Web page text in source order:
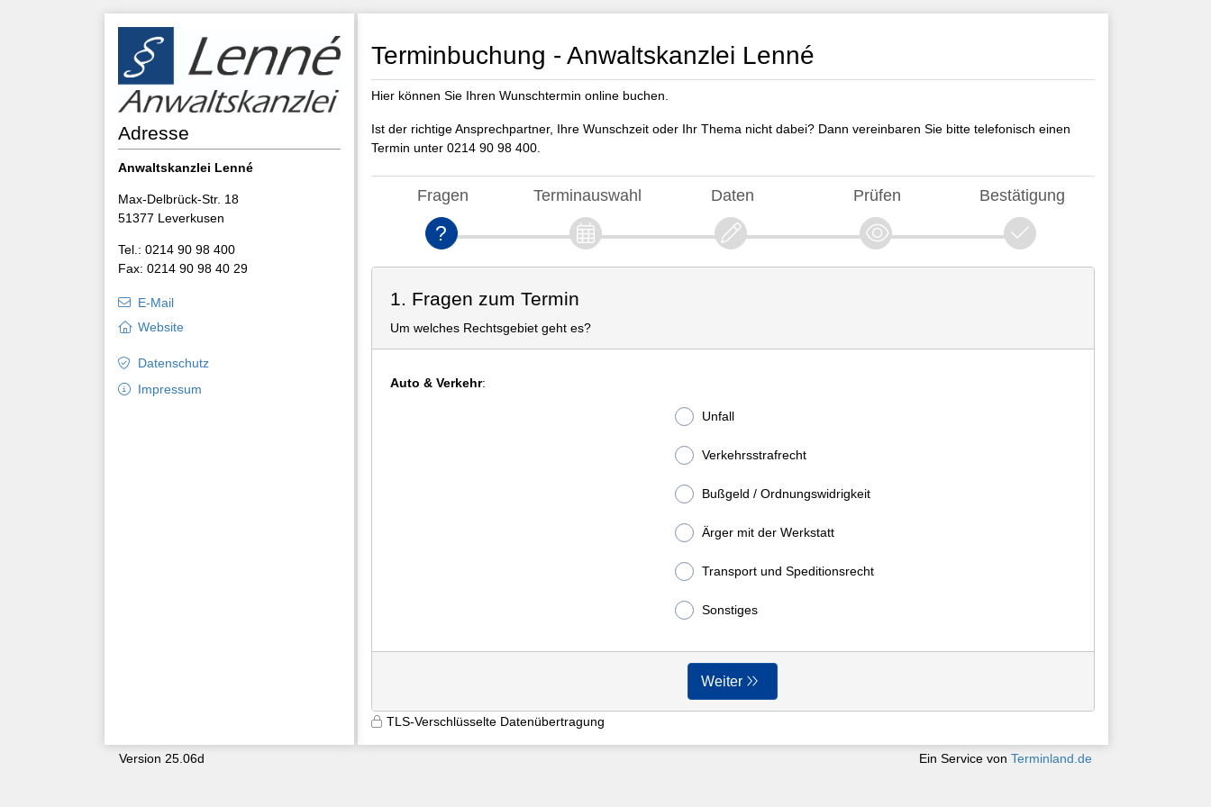
Terminbuchung - Anwaltskanzlei Lenné
Hier können Sie Ihren Wunschtermin online buchen.
Ist der richtige Ansprechpartner, Ihre Wunschzeit oder Ihr Thema nicht dabei? Dann vereinbaren Sie bitte telefonisch einen
Termin unter 0214 90 98 400.
Fragen Terminauswahl Daten Prüfen Bestätigung
1. Fragen zum Termin
Um welches Rechtsgebiet geht es?
Auto & Verkehr:
Unfall
Verkehrsstrafrecht
Bußgeld / Ordnungswidrigkeit
Ärger mit der Werkstatt
Transport und Speditionsrecht
Sonstiges
Weiter
TLS-Verschlüsselte Datenübertragung
Adresse
Anwaltskanzlei Lenné
Max-Delbrück-Str. 18
51377 Leverkusen
Tel.: 0214 90 98 400
Fax: 0214 90 98 40 29
E-Mail
Website
Datenschutz
Impressum
Version 25.06d Ein Service von Terminland.de